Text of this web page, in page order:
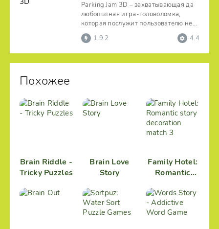
Parking Jam 3D – захватывающая да
любопытная игра-головоломка,
которая послужит пользователю не
только как инструмент
1.9.2 4.4
Похожее
Brain Riddle -
Tricky Puzzles
Brain Love
Story
Family Hotel:
Romantic
decoration
match 3